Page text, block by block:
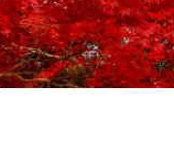
- Jelentkezési űrlap